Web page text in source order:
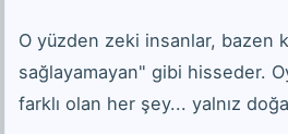
O yüzden zeki insanlar, bazen
sağlayamayan" gibi hisseder.
farklı olan her şey... yalnız